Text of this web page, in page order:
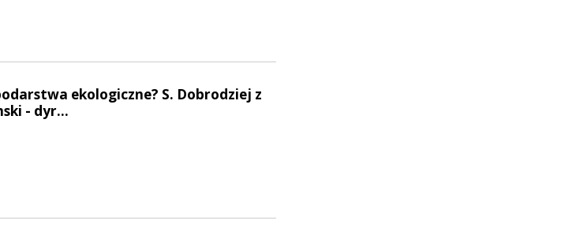
ekologiczne? S. Dobrodziej z
- dyr…